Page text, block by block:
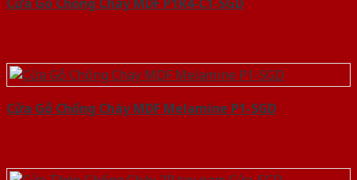
Cửa Gỗ Chống Cháy MDF Melamine P1-SGD